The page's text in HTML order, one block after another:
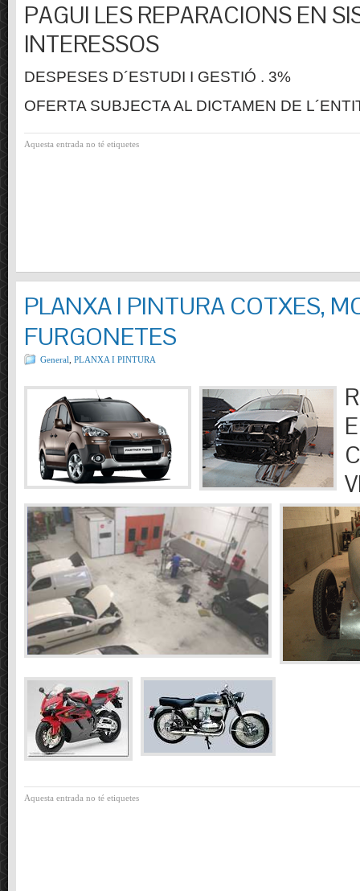
PAGUI LES REPARACIONS EN
INTERESSOS
DESPESES D´ESTUDI I GESTIÓ . 3%
OFERTA SUBJECTA AL DICTAMEN DE
Aquesta entrada no té etiquetes
PLANXA I PINTURA COTXES,
FURGONETES
General PLANXA I PINTURA
Aquesta entrada no té etiquetes